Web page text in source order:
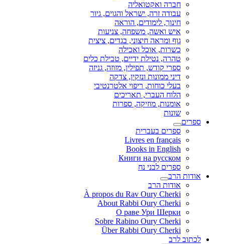
חברה ואקטואליה
עבודה זרה, ישראל והגוים, גיור
חינוך, לימודים, הוראה
איש ואשה, משפחה, צניעות
גוף ומראה חיצוני, בגדים, ציצית
כשרות, אוכל ואכילה
טהרה, נטילת ידיים, טבילת כלים
ספרי קודש, תפילין, מזוזה, גניזה
דיני ממונות ונזקין, צדקה
בעלי כוחות, ריפוי אלטרנטיבי
הלוח העברי, תאריכים
אומנות, מוזיקה, ספרות
שונות
ספרים
ספרים בעברית
Livres en français
Books in English
Книги на русском
ספרים לבני נח
אודות הרב
אודות הרב
À propos du Rav Oury Cherki
About Rabbi Oury Cherki
О раве Ури Шерки
Sobre Rabino Oury Cherki
Über Rabbi Oury Cherki
לכתוב לרב